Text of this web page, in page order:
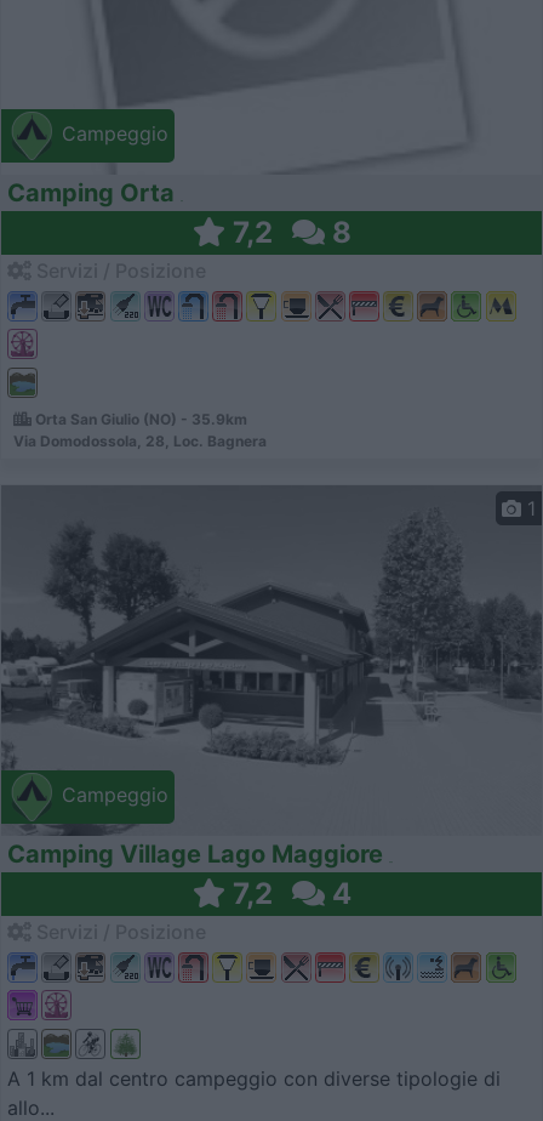
Campeggio
Camping Orta
7,2 8
Orta San Giulio (NO) - 35.9km
Via Domodossola, 28, Loc. Bagnera
Campeggio
1
Camping Village Lago Maggiore
7,2 4
A 1 km dal centro campeggio con diverse tipologie di
allo...